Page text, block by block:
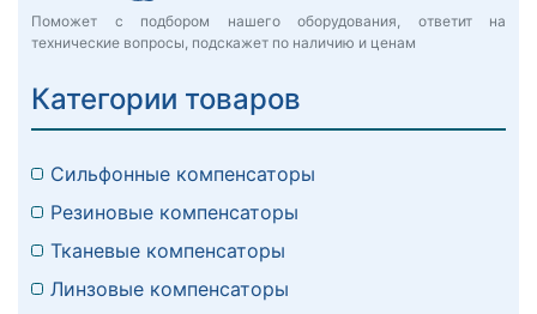
Поможет с подбором нашего оборудования, ответит на
технические вопросы, подскажет по наличию и ценам
Категории товаров
Сильфонные компенсаторы
Резиновые компенсаторы
Тканевые компенсаторы
Линзовые компенсаторы